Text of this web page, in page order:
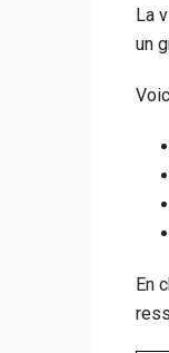
La
un
En